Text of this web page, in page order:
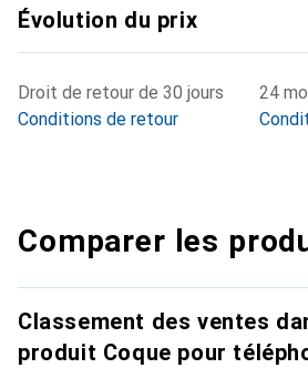
Évolution du prix
Droit de retour de 30 jours
Conditions de retour
24
Comparer les
Classement des ventes
produit Coque pour